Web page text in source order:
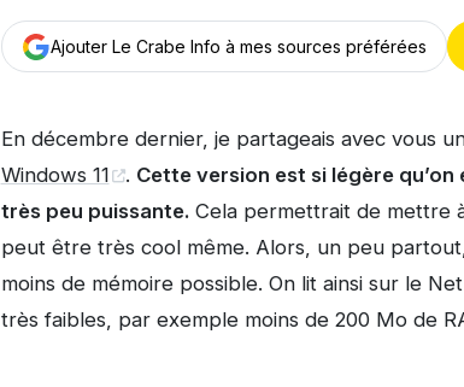
Ajouter Le Crabe Info à mes sources préférées
En décembre dernier, je partageais avec vous
Windows 11
. Cette version est si légère
très peu puissante.Cela permettrait de mettre
peut être très cool même. Alors, un peu
moins de mémoire possible. On lit ainsi sur le
très faibles, par exemple moins de 200 Mo de